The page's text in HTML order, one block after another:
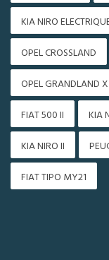
KIA NIRO
OPEL CROSSLAND
OPEL GRANDLAND X
FIAT 500 II
KIA
KIA NIRO II
FIAT TIPO MY21